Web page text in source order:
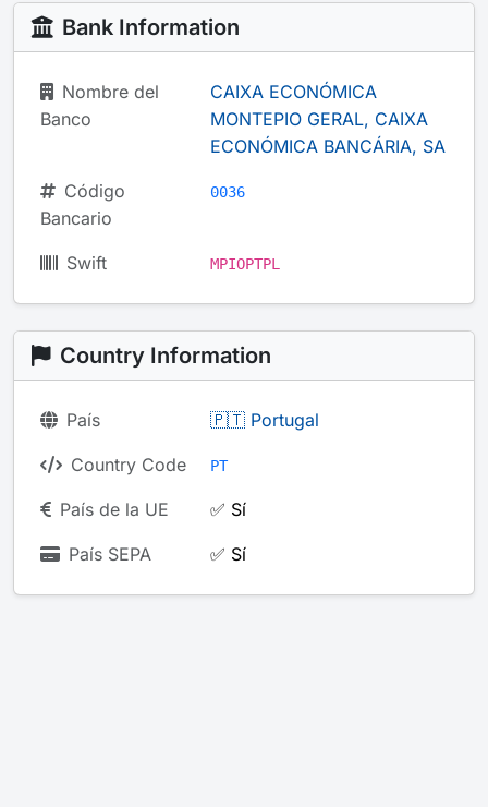
Bank Information
Nombre del
Banco
CAIXA ECONÓMICA
MONTEPIO GERAL, CAIXA
ECONÓMICA BANCÁRIA, SA
Código
Bancario
0036
Swift MPIOPTPL
Country Information
País 🇵🇹 Portugal
Country Code PT
País de la UE ✅ Sí
País SEPA ✅ Sí